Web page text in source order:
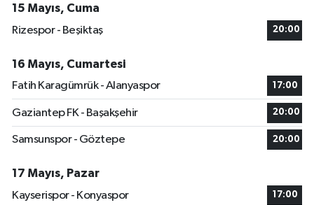
15 Mayıs, Cuma
Rizespor - Beşiktaş
20:00
16 Mayıs, Cumartesi
Fatih Karagümrük - Alanyaspor
17:00
Gaziantep FK - Başakşehir 20:00
Samsunspor - Göztepe 20:00
17 Mayıs, Pazar
Kayserispor - Konyaspor
17:00